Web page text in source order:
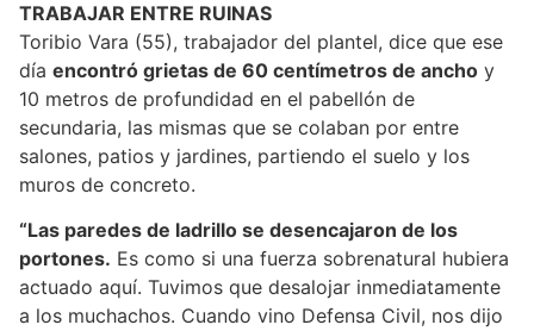
TRABAJAR ENTRE RUINAS
Toribio Vara (55), trabajador del plantel, dice que ese
día encontró grietas de 60 centímetros de ancho y
10 metros de profundidad en el pabellón de
secundaria, las mismas que se colaban por entre
salones, patios y jardines, partiendo el suelo y los
muros de concreto.
“Las paredes de ladrillo se desencajaron de los
portones. Es como si una fuerza sobrenatural hubiera
actuado aquí. Tuvimos que desalojar inmediatamente
a los muchachos. Cuando vino Defensa Civil, nos dijo